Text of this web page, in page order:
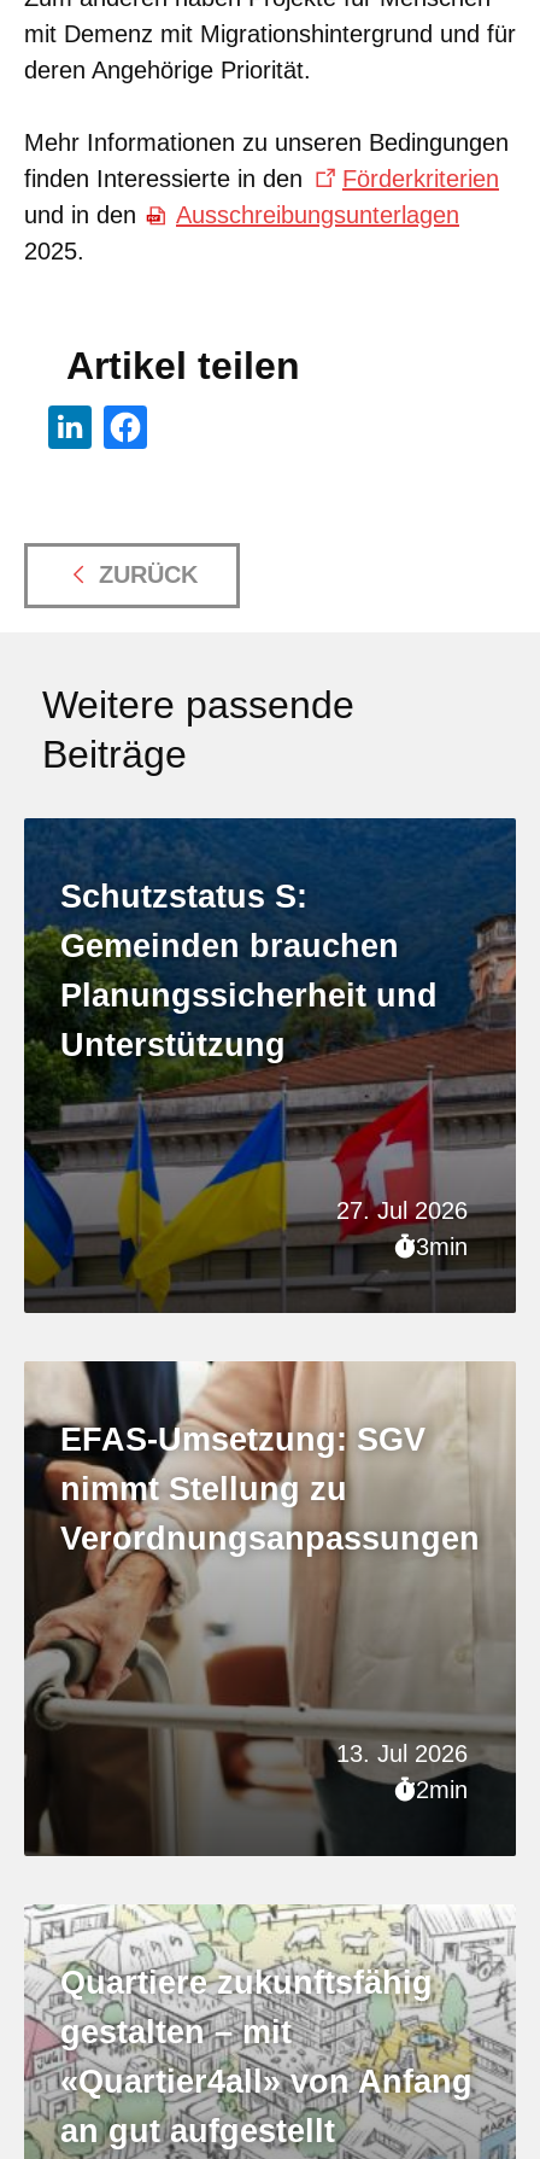
mit Demenz mit Migrationshintergrund und für
deren Angehörige Priorität.
Mehr Informationen zu unseren Bedingungen
finden Interessierte in den
Förderkriterien
und in den
Ausschreibungsunterlagen
2025.
Artikel teilen
ZURÜCK
Weitere passende
Beiträge
27. Jul 2026
3min
Schutzstatus S:
Gemeinden brauchen
Planungssicherheit und
Unterstützung
13. Jul 2026
2min
EFAS-Umsetzung: SGV
nimmt Stellung zu
Verordnungsanpassungen
Quartiere zukunftsfähig
gestalten – mit
«Quartier4all» von Anfang
an gut aufgestellt